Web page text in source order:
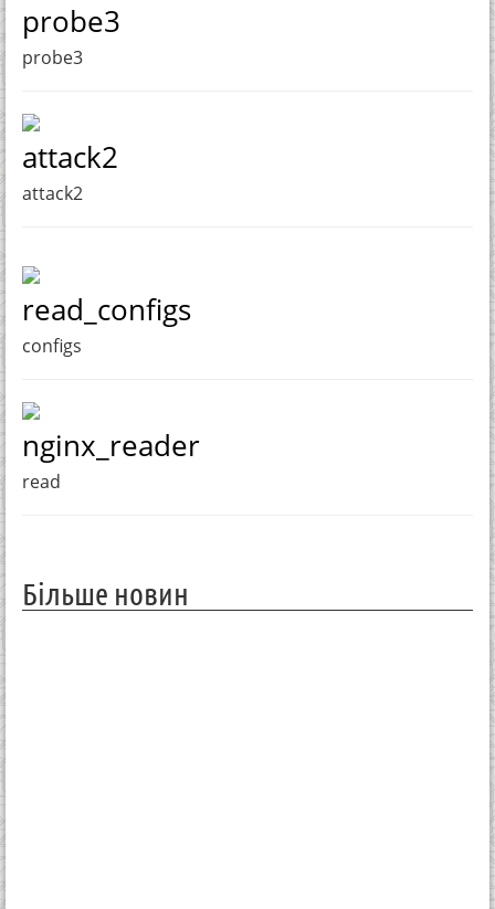
probe3
probe3
attack2
attack2
read_configs
configs
nginx_reader
read
Більше новин